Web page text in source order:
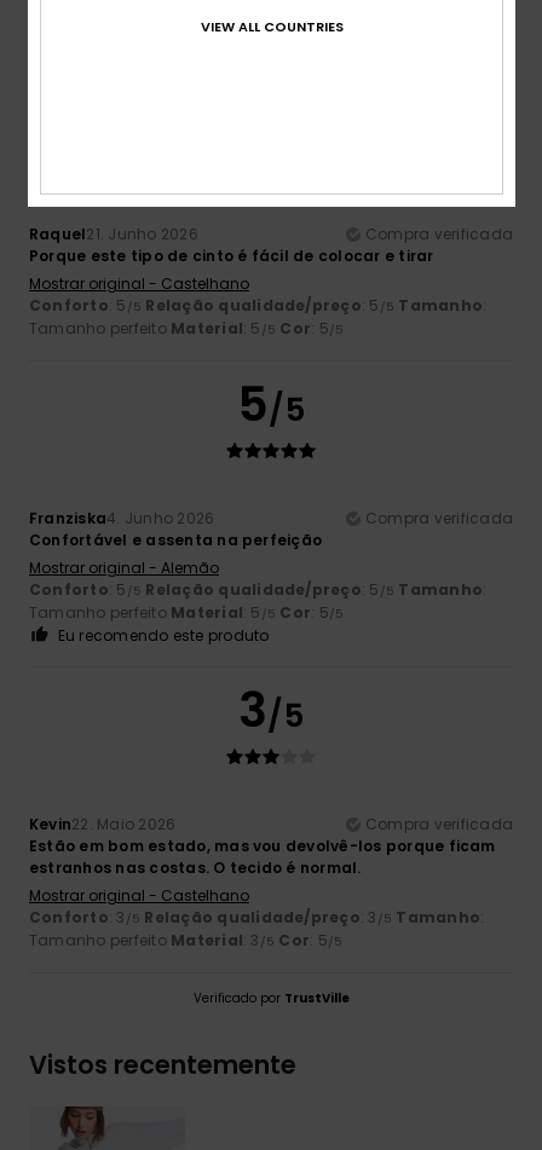
Raquel21. Junho 2026
Compra verificada
Porque este tipo de cinto é fácil de colocar e tirar
Mostrar original - Castelhano
Conforto: 5 /5 Relação qualidade/preço: 5 /5 Tamanho:
Tamanho perfeito Material: 5 /5 Cor: 5/5
5/5
Franziska4. Junho 2026
Compra verificada
Confortável e assenta na perfeição
Mostrar original - Alemão
Conforto: 5 /5 Relação qualidade/preço: 5 /5 Tamanho:
Tamanho perfeito Material: 5 /5 Cor: 5/5
Eu recomendo este produto
3/5
Kevin22. Maio 2026
Compra verificada
Estão em bom estado, mas vou devolvê-los porque ficam
estranhos nas costas. O tecido é normal.
Mostrar original - Castelhano
Conforto: 3 /5 Relação qualidade/preço: 3 /5 Tamanho:
Tamanho perfeito Material: 3 /5 Cor: 5/5
Verificado por TrustVille
Vistos recentemente
VIEW ALL COUNTRIES